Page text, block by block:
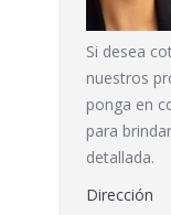
Si desea
nuestros
ponga en
para
detallada.
Dirección